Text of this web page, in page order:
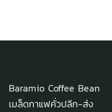
Baramio Coffee Bean
เมล็ดกาแฟคั่วปลีก-ส่ง